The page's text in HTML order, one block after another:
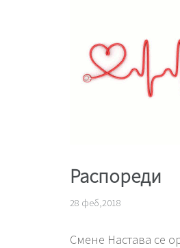
Распореди
28 феб,2018
Смене Нaстaвa сe